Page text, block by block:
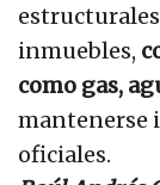
inmuebles,
como gas,
mantenerse
oficiales.